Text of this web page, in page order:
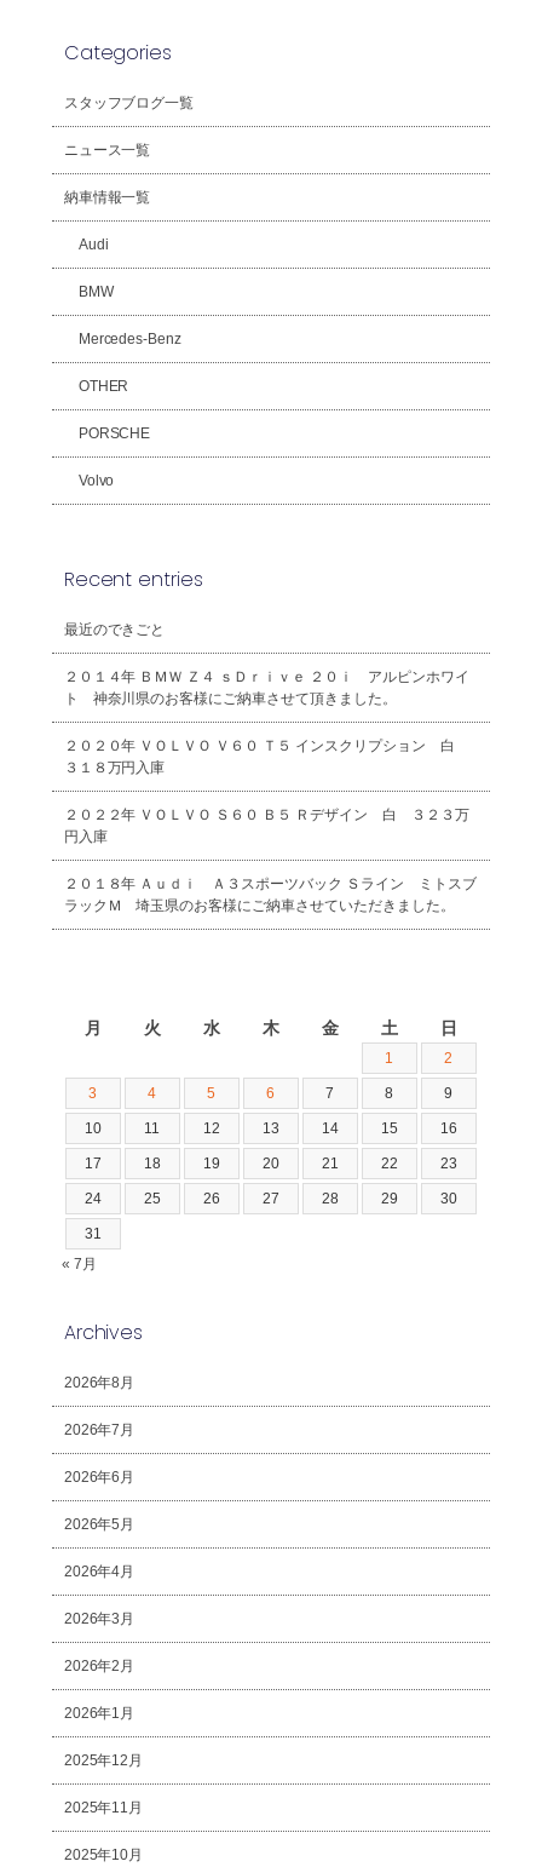
Categories
スタッフブログ一覧
ニュース一覧
納車情報一覧
Audi
BMW
Mercedes-Benz
OTHER
PORSCHE
Volvo
Recent entries
最近のできごと
２０１４年 ＢＭＷ Ｚ４ ｓＤｒｉｖｅ ２０ｉ アルピンホワイ
ト 神奈川県のお客様にご納車させて頂きました。
２０２０年 ＶＯＬＶＯ Ｖ６０ Ｔ５ インスクリプション 白
３１８万円入庫
２０２２年 ＶＯＬＶＯ Ｓ６０ Ｂ５ Ｒデザイン 白 ３２３万
円入庫
２０１８年 Ａｕｄｉ Ａ３スポーツバック Ｓライン ミトスブ
ラックＭ 埼玉県のお客様にご納車させていただきました。
月 火 水 木 金 土 日
1 2
3 4 5 6 7 8 9
10 11 12 13 14 15 16
17 18 19 20 21 22 23
24 25 26 27 28 29 30
31
« 7月
Archives
2026年8月
2026年7月
2026年6月
2026年5月
2026年4月
2026年3月
2026年2月
2026年1月
2025年12月
2025年11月
2025年10月